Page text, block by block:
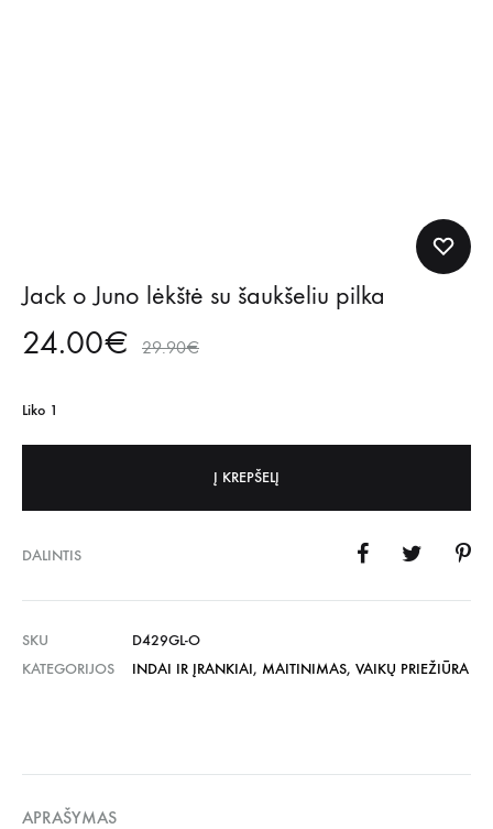
Jack o Juno lėkštė su šaukšeliu pilka
24.00€ 29.90€
Liko 1
Į KREPŠELĮ
DALINTIS
SKU
D429GL-O
KATEGORIJOS
INDAI IR ĮRANKIAI, MAITINIMAS, VAIKŲ PRIEŽIŪRA
APRAŠYMAS